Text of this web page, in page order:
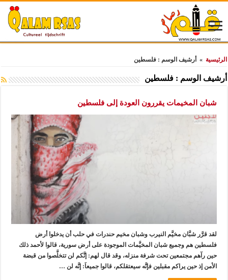
الرئيسية » أرشيف الوسم : فلسطين
أرشيف الوسم : فلسطين
شبان المخيمات يقررون العودة إلى فلسطين
لقد قرَّر شبَّان مخيَّم النيرب وشبان مخيم حندرات في حلب أن يدخلوا أرض
فلسطين هم وجميع شبان المخيَّمات الموجودة على أرض سورية، قالوا لأحمد ذلك
حين رآهم مجتمعين تحت شرفة منزله، وقد قال لهم: إنَّكم لن تتخلَّصوا من قبضة
الأمن إذ حين يراكم مقبلين فإنَّه سيعتقلكم، قالوا جميعاَ: إنَّه لن …